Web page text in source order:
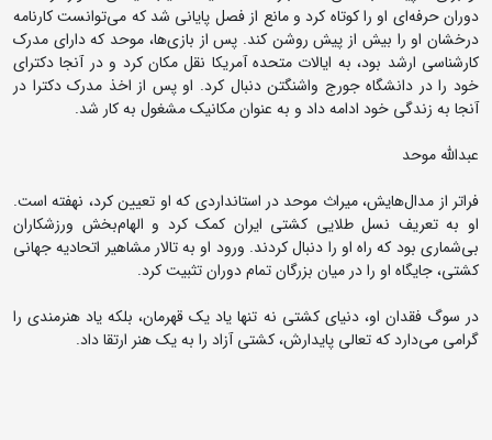
دوران حرفه‌ای او را کوتاه کرد و مانع از فصل پایانی شد که می‌توانست کارنامه
درخشان او را بیش از پیش روشن کند. پس از بازی‌ها، موحد که دارای مدرک
کارشناسی ارشد بود، به ایالات متحده آمریکا نقل مکان کرد و در آنجا دکترای
خود را در دانشگاه جورج واشنگتن دنبال کرد. او پس از اخذ مدرک دکترا در
آنجا به زندگی خود ادامه داد و به عنوان مکانیک مشغول به کار شد.
عبدالله موحد
فراتر از مدال‌هایش، میراث موحد در استانداردی که او تعیین کرد، نهفته است.
او به تعریف نسل طلایی کشتی ایران کمک کرد و الهام‌بخش ورزشکاران
بی‌شماری بود که راه او را دنبال کردند. ورود او به تالار مشاهیر اتحادیه جهانی
کشتی، جایگاه او را در میان بزرگان تمام دوران تثبیت کرد.
در سوگ فقدان او، دنیای کشتی نه تنها یاد یک قهرمان، بلکه یاد هنرمندی را
گرامی می‌دارد که تعالی پایدارش، کشتی آزاد را به یک هنر ارتقا داد.